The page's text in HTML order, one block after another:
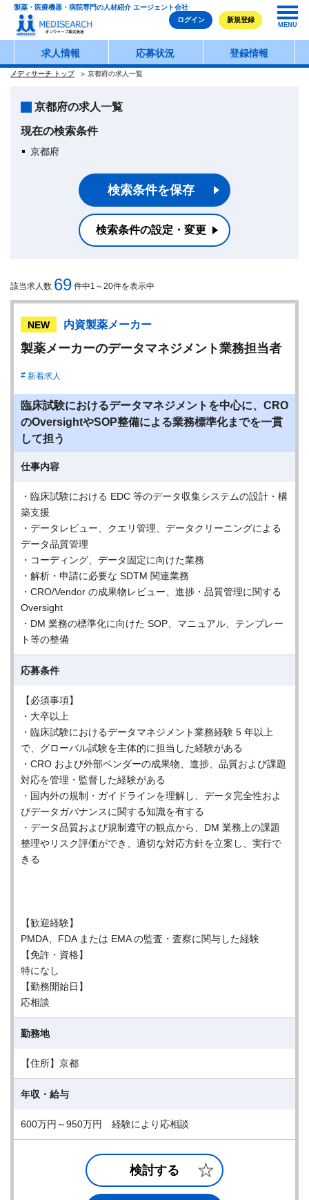
製薬・医療機器・病院専門の人材紹介 エージェント会社
ログイン
新規登録
MENU
求人情報 応募状況 登録情報
メディサーチ トップ 京都府の求人一覧
京都府の求人一覧
現在の検索条件
京都府
検索条件を保存
検索条件の設定・変更
該当求人数 69 件中1～20件を表示中
NEW 内資製薬メーカー
製薬メーカーのデータマネジメント業務担当者
新着求人
臨床試験におけるデータマネジメントを中心に、CRO
のOversightやSOP整備による業務標準化までを一貫
して担う
仕事内容
・臨床試験における EDC 等のデータ収集システムの設計・構
築支援
・データレビュー、クエリ管理、データクリーニングによる
データ品質管理
・コーディング、データ固定に向けた業務
・解析・申請に必要な SDTM 関連業務
・CRO/Vendor の成果物レビュー、進捗・品質管理に関する
Oversight
・DM 業務の標準化に向けた SOP、マニュアル、テンプレー
ト等の整備
応募条件
【必須事項】
・大卒以上
・臨床試験におけるデータマネジメント業務経験 5 年以上
で、グローバル試験を主体的に担当した経験がある
・CRO および外部ベンダーの成果物、進捗、品質および課題
対応を管理・監督した経験がある
・国内外の規制・ガイドラインを理解し、データ完全性およ
びデータガバナンスに関する知識を有する
・データ品質および規制遵守の観点から、DM 業務上の課題
整理やリスク評価ができ、適切な対応方針を立案し、実行で
きる
【歓迎経験】
PMDA、FDA または EMA の監査・査察に関与した経験
【免許・資格】
特になし
【勤務開始日】
応相談
勤務地
【住所】京都
年収・給与
600万円～950万円 経験により応相談
検討する